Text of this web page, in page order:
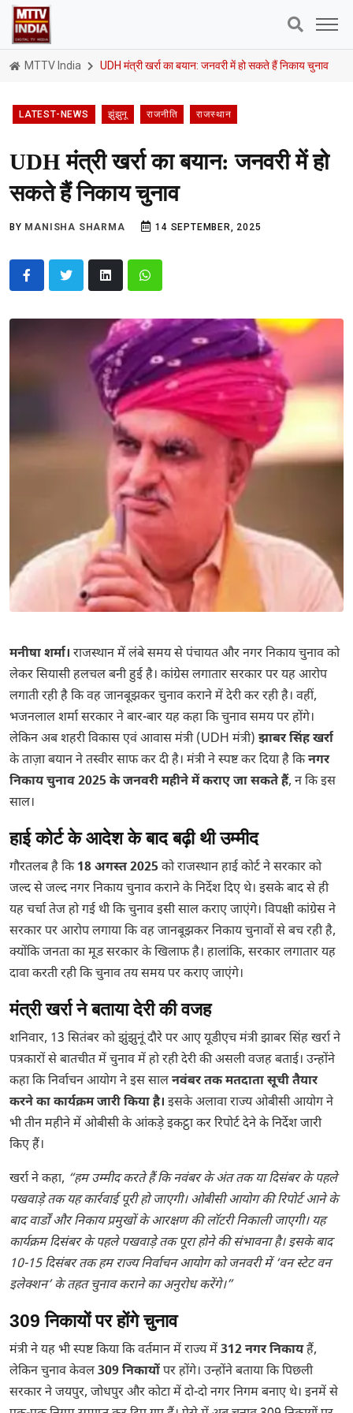
MTTV India UDH मंत्री खर्रा का बयान: जनवरी में हो सकते हैं निकाय चुनाव
LATEST-NEWS झुंझुनू राजनीति राजस्थान
UDH मंत्री खर्रा का बयान: जनवरी में हो
सकते हैं निकाय चुनाव
BY MANISHA SHARMA 14 SEPTEMBER, 2025
मनीषा शर्मा। राजस्थान में लंबे समय से पंचायत और नगर निकाय चुनाव को
लेकर सियासी हलचल बनी हुई है। कांग्रेस लगातार सरकार पर यह आरोप
लगाती रही है कि वह जानबूझकर चुनाव कराने में देरी कर रही है। वहीं,
भजनलाल शर्मा सरकार ने बार-बार यह कहा कि चुनाव समय पर होंगे।
लेकिन अब शहरी विकास एवं आवास मंत्री (UDH मंत्री) झाबर सिंह खर्रा
के ताज़ा बयान ने तस्वीर साफ कर दी है। मंत्री ने स्पष्ट कर दिया है किनगर
निकाय चुनाव 2025 के जनवरी महीने में कराए जा सकते हैं, न कि इस
साल।
हाई कोर्ट के आदेश के बाद बढ़ी थी उम्मीद
गौरतलब है कि18 अगस्त 2025 को राजस्थान हाई कोर्ट ने सरकार को
जल्द से जल्द नगर निकाय चुनाव कराने के निर्देश दिए थे। इसके बाद से ही
यह चर्चा तेज हो गई थी कि चुनाव इसी साल कराए जाएंगे। विपक्षी कांग्रेस ने
सरकार पर आरोप लगाया कि वह जानबूझकर निकाय चुनावों से बच रही है,
क्योंकि जनता का मूड सरकार के खिलाफ है। हालांकि, सरकार लगातार यह
दावा करती रही कि चुनाव तय समय पर कराए जाएंगे।
मंत्री खर्रा ने बताया देरी की वजह
शनिवार, 13 सितंबर को झुंझुनूं दौरे पर आए यूडीएच मंत्री झाबर सिंह खर्रा ने
पत्रकारों से बातचीत में चुनाव में हो रही देरी की असली वजह बताई। उन्होंने
कहा कि निर्वाचन आयोग ने इस सालनवंबर तक मतदाता सूची तैयार
करने का कार्यक्रम जारी किया है। इसके अलावा राज्य ओबीसी आयोग ने
भी तीन महीने में ओबीसी के आंकड़े इकट्ठा कर रिपोर्ट देने के निर्देश जारी
किए हैं।
खर्रा ने कहा, “हम उम्मीद करते हैं कि नवंबर के अंत तक या दिसंबर के पहले
पखवाड़े तक यह कार्रवाई पूरी हो जाएगी। ओबीसी आयोग की रिपोर्ट आने के
बाद वार्डों और निकाय प्रमुखों के आरक्षण की लॉटरी निकाली जाएगी। यह
कार्यक्रम दिसंबर के पहले पखवाड़े तक पूरा होने की संभावना है। इसके बाद
10-15 दिसंबर तक हम राज्य निर्वाचन आयोग को जनवरी में ‘वन स्टेट वन
इलेक्शन’ के तहत चुनाव कराने का अनुरोध करेंगे।”
309 निकायों पर होंगे चुनाव
मंत्री ने यह भी स्पष्ट किया कि वर्तमान में राज्य में312 नगर निकायहैं,
लेकिन चुनाव केवल309 निकायोंपर होंगे। उन्होंने बताया कि पिछली
सरकार ने जयपुर, जोधपुर और कोटा में दो-दो नगर निगम बनाए थे। इनमें से